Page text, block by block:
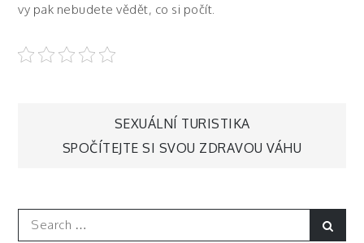
vy pak nebudete vědět, co si počít.
Navigace
příspěvek
SEXUÁLNÍ TURISTIKA
SPOČÍTEJTE SI SVOU ZDRAVOU VÁHU
Search